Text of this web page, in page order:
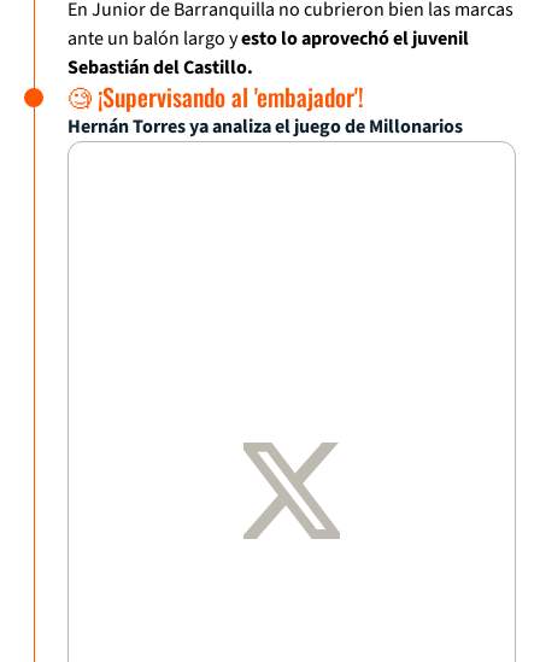
En Junior de Barranquilla no cubrieron bien las marcas
ante un balón largo yesto lo aprovechó el juvenil
Sebastián del Castillo.
🧐 ¡Supervisando al 'embajador'!
Hernán Torres ya analiza el juego de Millonarios